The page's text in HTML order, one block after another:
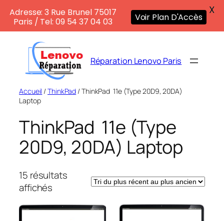
contenu
Réparation Lenovo Paris
Accueil /ThinkPad / ThinkPad 11e (Type 20D9, 20DA)
Laptop
ThinkPad 11e (Type
20D9, 20DA) Laptop
15 résultats
affichés
plus
Adresse: 3 Rue Brunel 75017
Paris / Tel: 09 54 37 04 03
Voir Plan D'Accès
X